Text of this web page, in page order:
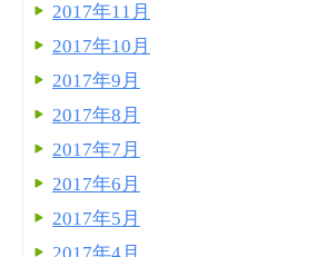
2017年11月
2017年10月
2017年9月
2017年8月
2017年7月
2017年6月
2017年5月